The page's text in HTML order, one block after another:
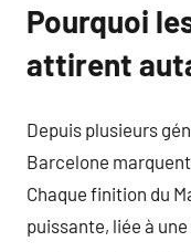
Pourquoi
attirent
Depuis plusieurs
Barcelone
Chaque finition du
puissante, liée à